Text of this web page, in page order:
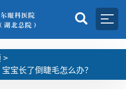
>
宝长了倒睫毛怎么办？